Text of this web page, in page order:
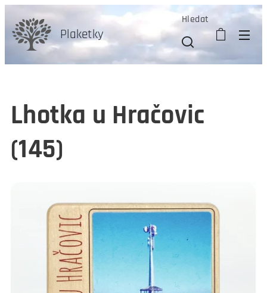
Plaketky
Hledat
Lhotka u Hračovic
(145)